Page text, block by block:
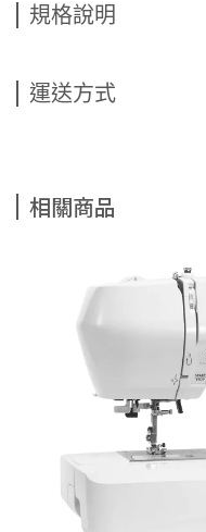
規格說明
運送方式
相關商品